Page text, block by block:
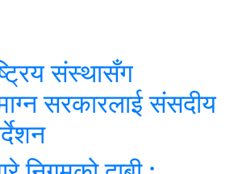
संस्थासँग
सरकारलाई संसदीय